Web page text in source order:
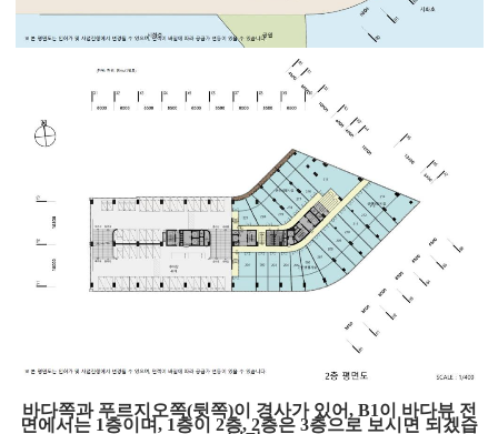
바다쪽과 푸르지오쪽(뒷쪽)이 경사가 있어, B1이 바다뷰 전
면에서는 1층이며, 1층이 2층, 2층은 3층으로 보시면 되겠습